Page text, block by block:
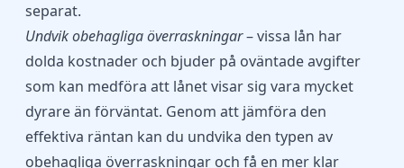
separat.
Undvik obehagliga överraskningar– vissa lån har
dolda kostnader och bjuder på oväntade avgifter
som kan medföra att lånet visar sig vara mycket
dyrare än förväntat. Genom att jämföra den
effektiva räntan kan du undvika den typen av
obehagliga överraskningar och få en mer klar